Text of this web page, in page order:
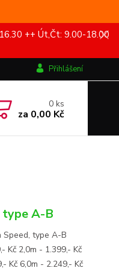
++ Út,Čt: 9.00-18.00
Přihlášení
0ks
za 0,00 Kč
type A-B
Speed, type A-B
Kč 2,0m - 1.399,- Kč
Kč 6,0m - 2.249,- Kč